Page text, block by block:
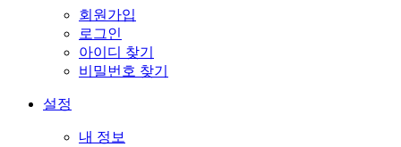
회원가입
로그인
아이디 찾기
비밀번호 찾기
설정
내 정보